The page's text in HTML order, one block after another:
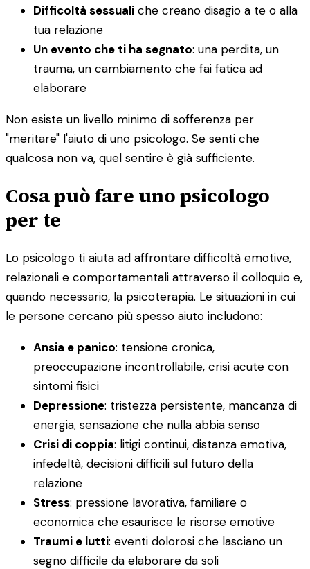
Difficoltà sessuali che creano disagio a te o alla
tua relazione
Un evento che ti ha segnato: una perdita, un
trauma, un cambiamento che fai fatica ad
elaborare
Non esiste un livello minimo di sofferenza per
"meritare" l'aiuto di uno psicologo. Se senti che
qualcosa non va, quel sentire è già sufficiente.
Cosa può fare uno psicologo
per te
Lo psicologo ti aiuta ad affrontare difficoltà emotive,
relazionali e comportamentali attraverso il colloquio e,
quando necessario, la psicoterapia. Le situazioni in cui
le persone cercano più spesso aiuto includono:
Ansia e panico: tensione cronica,
preoccupazione incontrollabile, crisi acute con
sintomi fisici
Depressione: tristezza persistente, mancanza di
energia, sensazione che nulla abbia senso
Crisi di coppia: litigi continui, distanza emotiva,
infedeltà, decisioni difficili sul futuro della
relazione
Stress: pressione lavorativa, familiare o
economica che esaurisce le risorse emotive
Traumi e lutti: eventi dolorosi che lasciano un
segno difficile da elaborare da soli